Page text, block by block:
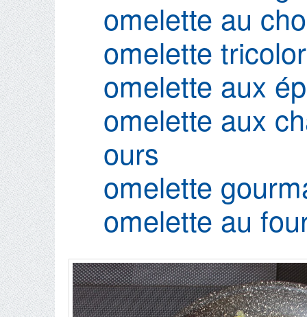
omelette au
omelette
omelette aux
omelette aux
ours
omelette
omelette au